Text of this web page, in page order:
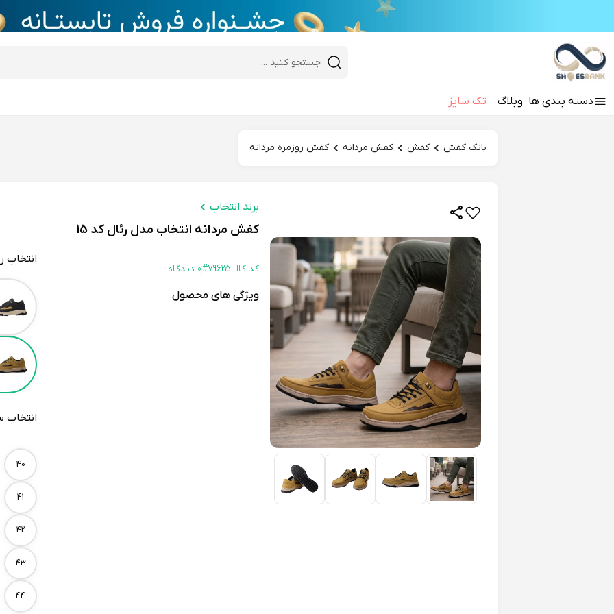
desktop header search
دسته‌ بندی‌ ها وبلاگ تک سایزHi there!
بانک کفش کفش کفش مردانه کفش روزمره مردانه
برند انتخاب
کفش مردانه انتخاب مدل رئال کد 15
کد کالا 79625# 0 دیدگاه
ویژگی های محصول
انتخاب
Color
انتخاب
Size
40
41
42
43
44